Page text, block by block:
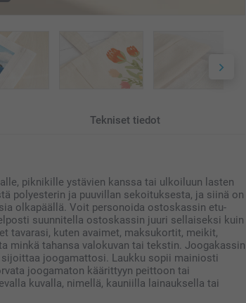
Tekniset tiedot
piknikille ystävien kanssa tai ulkoiluun lasten
polyesterin ja puuvillan sekoituksesta, ja siinä on
olkapäällä. Voit personoida ostoskassin etu-
suunnitella ostoskassin juuri sellaiseksi kuin
tavarasi, kuten avaimet, maksukortit, meikit,
minkä tahansa valokuvan tai tekstin. Joogakassin
joogamattosi. Laukku sopii mainiosti
joogamaton käärittyyn peittoon tai
kuvalla, nimellä, kauniilla lainauksella tai